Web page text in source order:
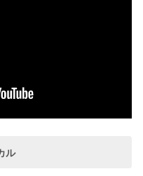
ル